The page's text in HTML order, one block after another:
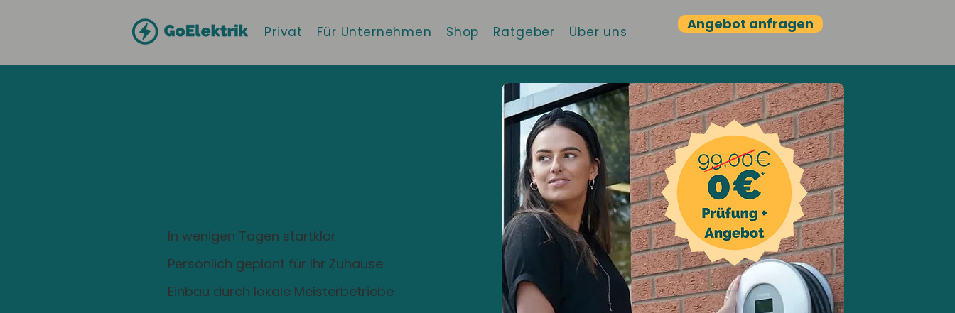
Privat Für Unternehmen Shop Ratgeber Über uns Angebot anfragen
In wenigen Tagen startklar
Persönlich geplant für Ihr Zuhause
Einbau durch lokale Meisterbetriebe